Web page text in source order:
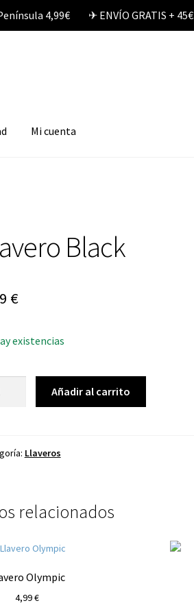
4,99€ ✈︎ ENVÍO GRATIS + 45€
Mi cuenta
Black
€
existencias
Añadir al carrito
Llaveros
relacionados
Olympic
4,99€